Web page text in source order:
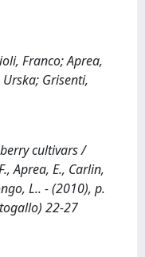
Franco; Aprea,
Grisenti,
cultivars /
Aprea, E., Carlin,
L.. - (2010), p.
22-27